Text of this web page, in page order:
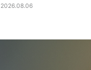
2026.08.06